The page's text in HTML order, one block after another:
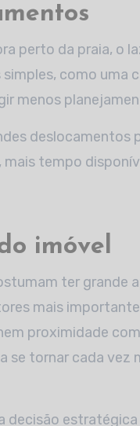
perto da praia, o
como uma
menos
deslocamentos
tempo
imóvel
ter grande
mais
proximidade
se tornar cada vez
decisão estratégica